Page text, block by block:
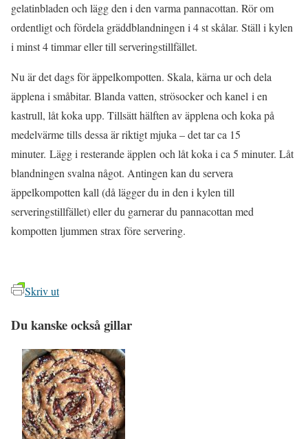
gelatinbladen och lägg den i den varma pannacottan. Rör om
ordentligt och fördela gräddblandningen i 4 st skålar. Ställ i kylen
i minst 4 timmar eller till serveringstillfället.
Nu är det dags för äppelkompotten. Skala, kärna ur och dela
äpplena i småbitar. Blanda vatten, strösocker och kanel i en
kastrull, låt koka upp. Tillsätt hälften av äpplena och koka på
medelvärme tills dessa är riktigt mjuka – det tar ca 15
minuter. Lägg i resterande äpplen och låt koka i ca 5 minuter. Låt
blandningen svalna något. Antingen kan du servera
äppelkompotten kall (då lägger du in den i kylen till
serveringstillfället) eller du garnerar du pannacottan med
kompotten ljummen strax före servering.
Skriv ut
Du kanske också gillar